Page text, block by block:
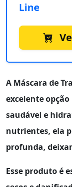
Line
A Máscara de
excelente
saudável e
nutrientes, ela
profunda,
Esse produto é